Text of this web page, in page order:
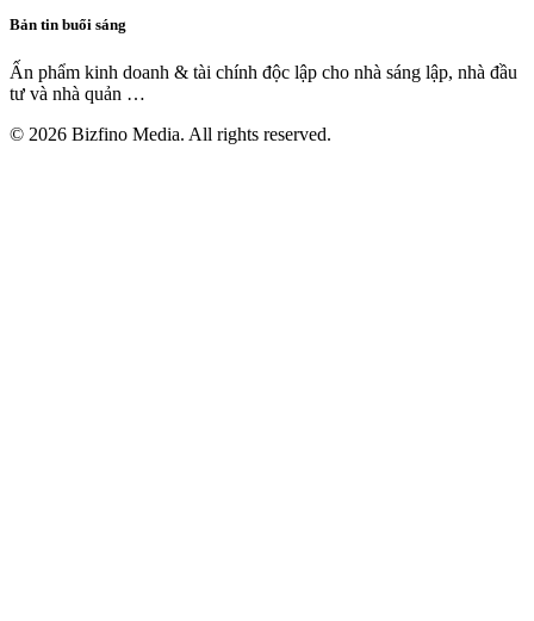
Bản tin buổi sáng
Ấn phẩm kinh doanh & tài chính độc lập cho nhà sáng lập, nhà đầu
tư và nhà quản …
© 2026 Bizfino Media. All rights reserved.